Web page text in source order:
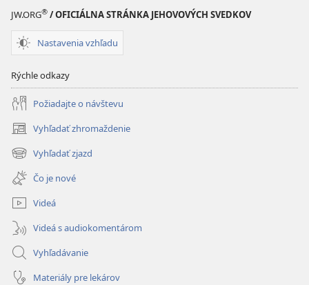
JW.ORG® / OFICIÁLNA STRÁNKA JEHOVOVÝCH SVEDKOV
Nastavenia vzhľadu
Rýchle odkazy
Požiadajte o návštevu
Vyhľadať zhromaždenie
(otvorí
nové
okno)
Vyhľadať zjazd
(otvorí
nové
okno)
Čo je nové
Videá
Videá s audiokomentárom
Vyhľadávanie
Materiály pre lekárov